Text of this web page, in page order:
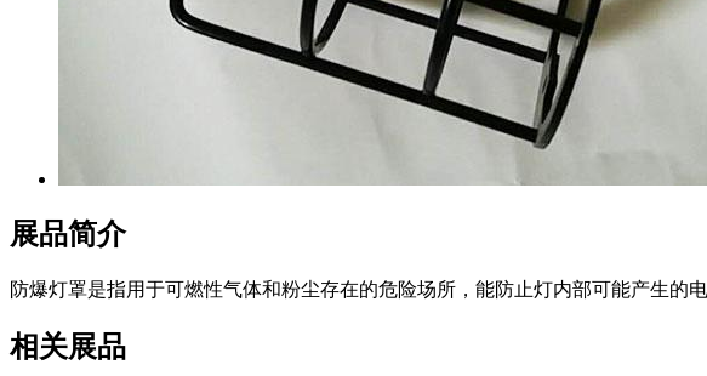
展品简介
防爆灯罩是指用于可燃性气体和粉尘存在的危险场所，能防止灯内部可能产生的
相关展品